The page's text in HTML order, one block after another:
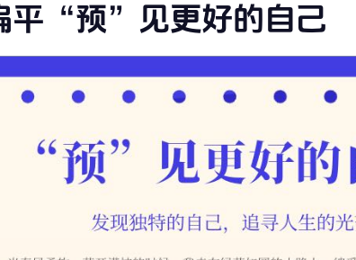
平“预”见更好的自己